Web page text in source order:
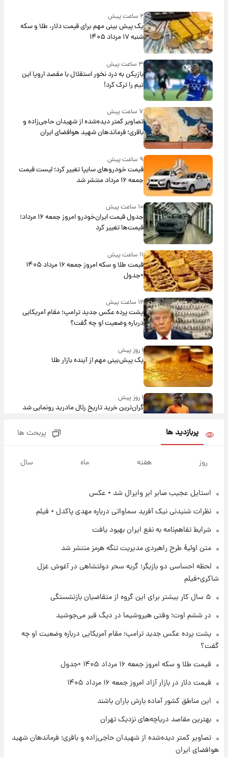
۲ ساعت پیش
یک پیش ‌بینی مهم برای قیمت دلار، طلا و سکه
شنبه ۱۷ مرداد ۱۴۰۵
۳ ساعت پیش
بازیکن به درد نخور استقلال با مقصد اروپا این
تیم را ترک کرد!
۷ ساعت پیش
تصاویر کمتر دیده‌شده از شهیدان حاجی‌زاده و
باقری؛ فرماندهان شهید هوافضای ایران
۹ ساعت پیش
قیمت خودروهای سایپا تغییر کرد؛ لیست قیمت
جمعه ۱۶ مرداد منتشر شد
۱۰ ساعت پیش
جدول قیمت ایران‌خودرو امروز جمعه ۱۶ مرداد؛
قیمت‌ها تغییر کرد
۱۱ ساعت پیش
قیمت طلا و سکه امروز جمعه ۱۶ مرداد ۱۴۰۵
+جدول
۱۲ ساعت پیش
پشت پرده عکس جدید ترامپ؛ مقام آمریکایی
درباره وضعیت او چه گفت؟
۱ روز پیش
یک پیش‌بینی مهم از آینده بازار طلا
۱ روز پیش
گران‌ترین خرید تاریخ رئال مادرید رونمایی شد
روزها پربارش‌تر خواهند بود؟
۱ روز پیش
شد؛ تیکدری، محبی و سرگیف با اعداد ویژه
جزئیات فعال‌سازی «کیف پول ایران» اعلام
شد+فیلم
تغییر تند قیمت محصولات ایران‌خودرو و سایپا
امروز پنجشنبه ۱۵ مرداد ۱۴۰۵ +جدول
۱ روز پیش
۱ روز پیش
شد
پربازدید ها پربحث ها
روز هفته ماه سال
استایل عجیب صابر ابر وایرال شد + عکس
نظرات شنیدنی نیک آفرید سماواتی درباره مهدی پاکدل + فیلم
شرایط تفاهم‌نامه به نفع ایران بهبود یافت
متن اولیۀ طرح راهبردی مدیریت تنگه هرمز منتشر شد
لحظه احساسی دو بازیگر؛ گریه سحر دولتشاهی در آغوش غزل
شاکری+فیلم
۵ سال کار بیشتر برای این گروه از متقاضیان بازنشستگی
در ششم اوت؛ وقتی هیروشیما در دیگ قیر می‌جوشید
پشت پرده عکس جدید ترامپ؛ مقام آمریکایی درباره وضعیت او چه
گفت؟
قیمت طلا و سکه امروز جمعه ۱۶ مرداد ۱۴۰۵ +جدول
قیمت دلار در بازار آزاد امروز جمعه ۱۶ مرداد ۱۴۰۵
این مناطق کشور آماده بارش باران باشند
بهترین مقاصد دریاچه‌های نزدیک تهران
تصاویر کمتر دیده‌شده از شهیدان حاجی‌زاده و باقری؛ فرماندهان شهید
هوافضای ایران